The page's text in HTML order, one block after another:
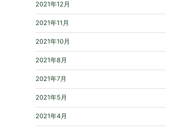
2021年12月
2021年11月
2021年10月
2021年8月
2021年7月
2021年5月
2021年4月